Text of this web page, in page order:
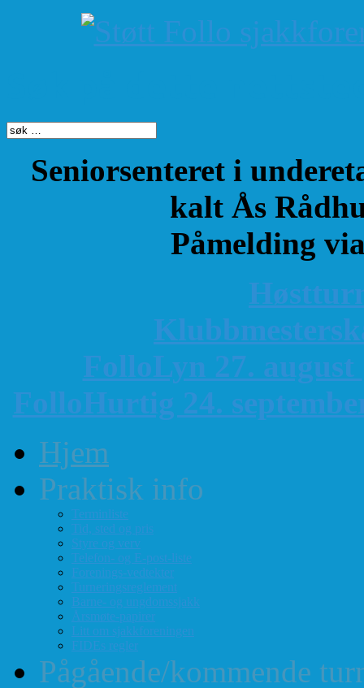
Seniorsenteret i
kalt Ås
Påmelding
K
FolloLyn 27. august
FolloHurtig 24.
Hjem
Praktisk info
Terminliste
Tid, sted og pris
Styre og verv
Telefon- og E-post-liste
Forenings-vedtekter
Turneringsreglement
Barne- og ungdomssjakk
Årsmøte-papirer
Litt om sjakkforeningen
FIDEs regler
Pågående/kommende